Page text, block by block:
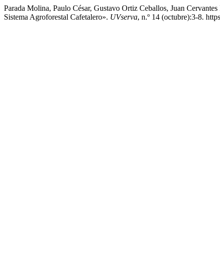
Parada Molina, Paulo César, Gustavo Ortiz Ceballos, Juan
Sistema Agroforestal Cafetalero». UVserva, n.º 14 (octubre):3-8.